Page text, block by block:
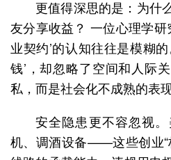
更值得深思的是：为什
友分享收益？ 一位心理学研
业契约’的认知往往是模糊
钱’，却忽略了空间和人际
私，而是社会化不成熟的表
安全隐患更不容忽视
机、调酒设备——这些创业“